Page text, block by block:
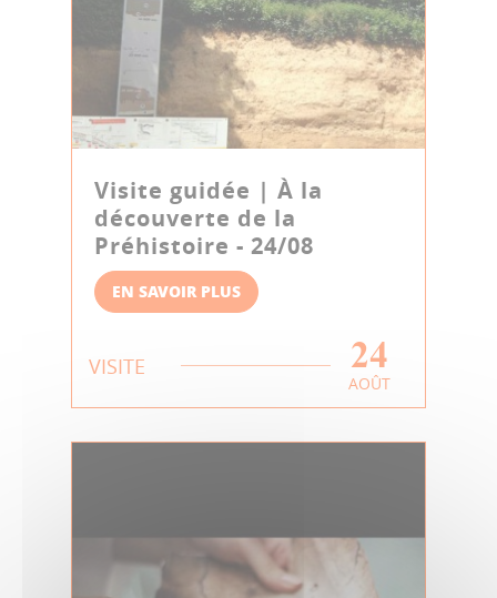
Visite guidée | À la
découverte de la
Préhistoire - 24/08
EN SAVOIR PLUS
VISITE 24
AOÛT